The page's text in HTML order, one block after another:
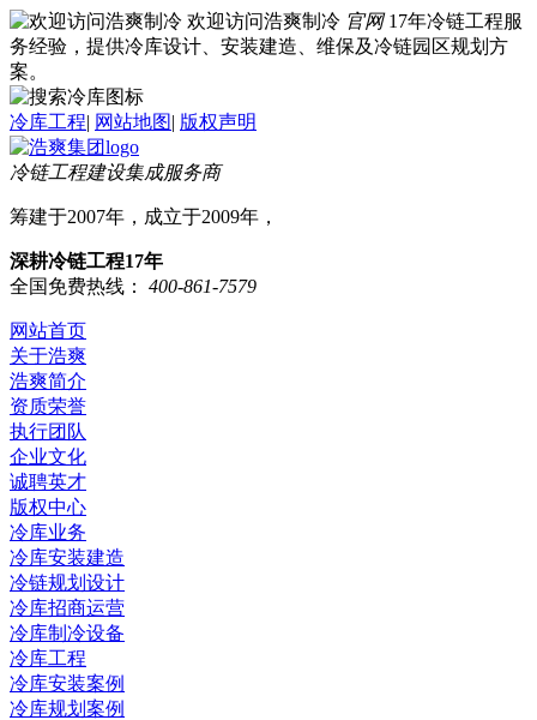
欢迎访问浩爽制冷 官网 17年冷链工程服
务经验，提供冷库设计、安装建造、维保及冷链园区规划方
案。
冷库工程| 网站地图| 版权声明
冷链工程建设集成服务商
筹建于2007年，成立于2009年，
深耕冷链工程17年
全国免费热线：
400-861-7579
网站首页
关于浩爽
浩爽简介
资质荣誉
执行团队
企业文化
诚聘英才
版权中心
冷库业务
冷库安装建造
冷链规划设计
冷库招商运营
冷库制冷设备
冷库工程
冷库安装案例
冷库规划案例